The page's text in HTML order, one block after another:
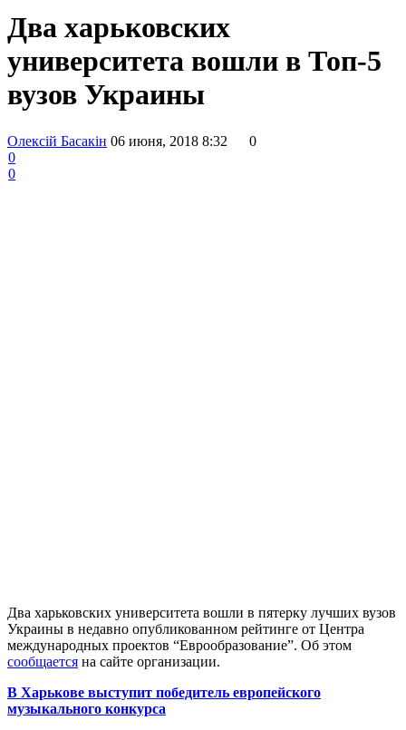
Два харьковских
университета вошли в Топ-5
вузов Украины
Олексій Басакін 06 июня, 2018 8:32
0
0
0
Два харьковских университета вошли в пятерку лучших вузов
Украины в недавно опубликованном рейтинге от Центра
международных проектов “Еврообразование”. Об этом
сообщается на сайте организации.
В Харькове выступит победитель европейского
музыкального конкурса